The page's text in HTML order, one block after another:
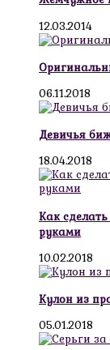
12.03.2014
06.11.2018
Девичья
18.04.2018
Как
руками
10.02.2018
Кулон из
05.01.2018